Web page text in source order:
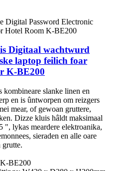
Digitaal wachtwurd
laptop feilich foar
K-BE200
kombineare slanke linen en
en is ûntworpen om reizgers
mear, of gewoan gruttere,
Dizze kluis hâldt maksimaal
", lykas meardere elektroanika,
sieraden en alle oare
BE200